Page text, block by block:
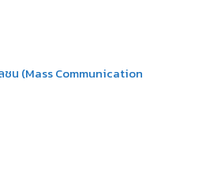
น (Mass Communication